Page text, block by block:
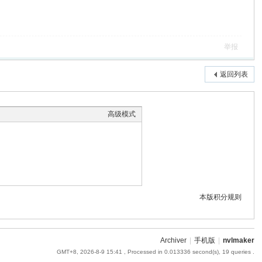
举报
返回列表
高级模式
本版积分规则
Archiver 手机版 nvlmaker
GMT+8, 2026-8-9 15:41 , Processed in 0.013336 second(s), 19 queries .